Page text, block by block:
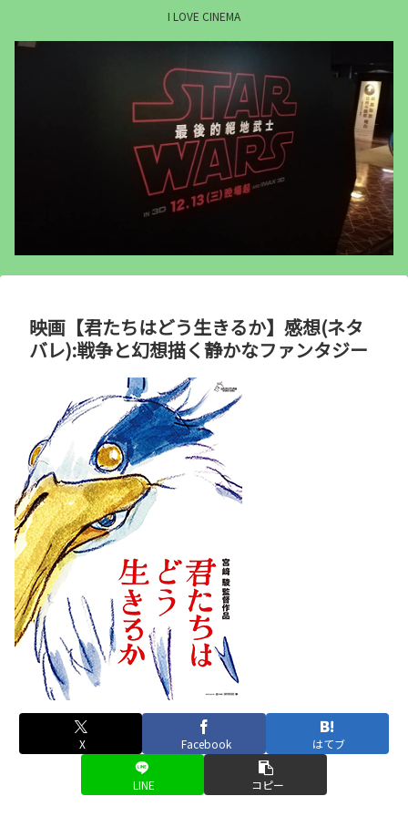
I LOVE CINEMA
映画【君たちはどう生きるか】感想(ネタ
バレ):戦争と幻想描く静かなファンタジー
X Facebook はてブ
LINE コピー